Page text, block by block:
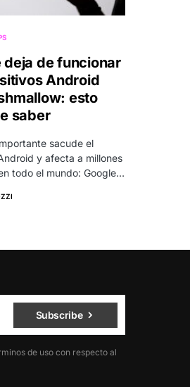
deja de funcionar
Android
esto
saber
sacude el
y afecta a millones
todo el mundo: Google…
Subscribe
de uso con respecto al